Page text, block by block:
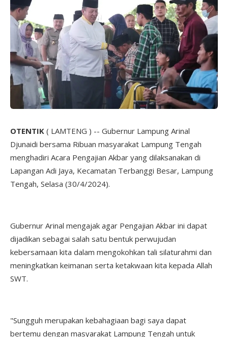
OTENTIK ( LAMTENG ) -- Gubernur Lampung Arinal
Djunaidi bersama Ribuan masyarakat Lampung Tengah
menghadiri Acara Pengajian Akbar yang dilaksanakan di
Lapangan Adi Jaya, Kecamatan Terbanggi Besar, Lampung
Tengah, Selasa (30/4/2024).
Gubernur Arinal mengajak agar Pengajian Akbar ini dapat
dijadikan sebagai salah satu bentuk perwujudan
kebersamaan kita dalam mengokohkan tali silaturahmi dan
meningkatkan keimanan serta ketakwaan kita kepada Allah
SWT.
"Sungguh merupakan kebahagiaan bagi saya dapat
bertemu dengan masyarakat Lampung Tengah untuk